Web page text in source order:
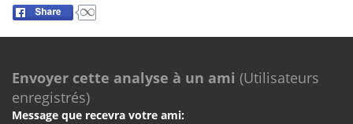
Envoyer cette analyse à un ami (Utilisateurs
enregistrés)
Message que recevra votre ami: